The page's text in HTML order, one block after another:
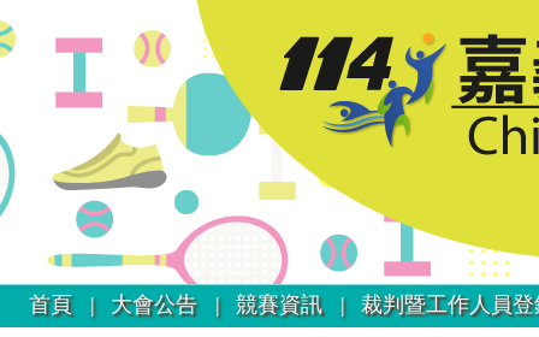
首頁 | 大會公告 | 競賽資訊 | 裁判暨工作人員